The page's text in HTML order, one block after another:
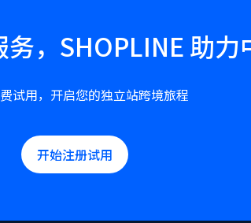
，SHOPLINE 助力
试用，开启您的独立站跨境旅程
开始注册试用